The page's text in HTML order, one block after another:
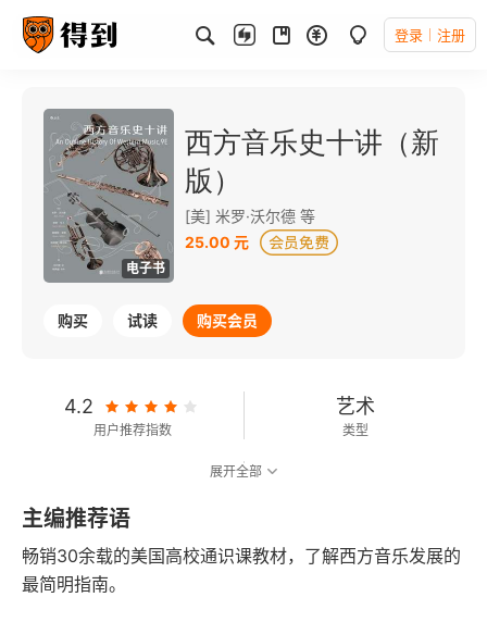
登录 注册
电子书
西方音乐史十讲（新
版）
[美] 米罗·沃尔德 等
25.00 元
购买 试读 购买会员
4.2
用户推荐指数
艺术
类型
294千字
字数
2020-03-01
发行日期
展开全部
主编推荐语
畅销30余载的美国高校通识课教材，了解西方音乐发展的
最简明指南。